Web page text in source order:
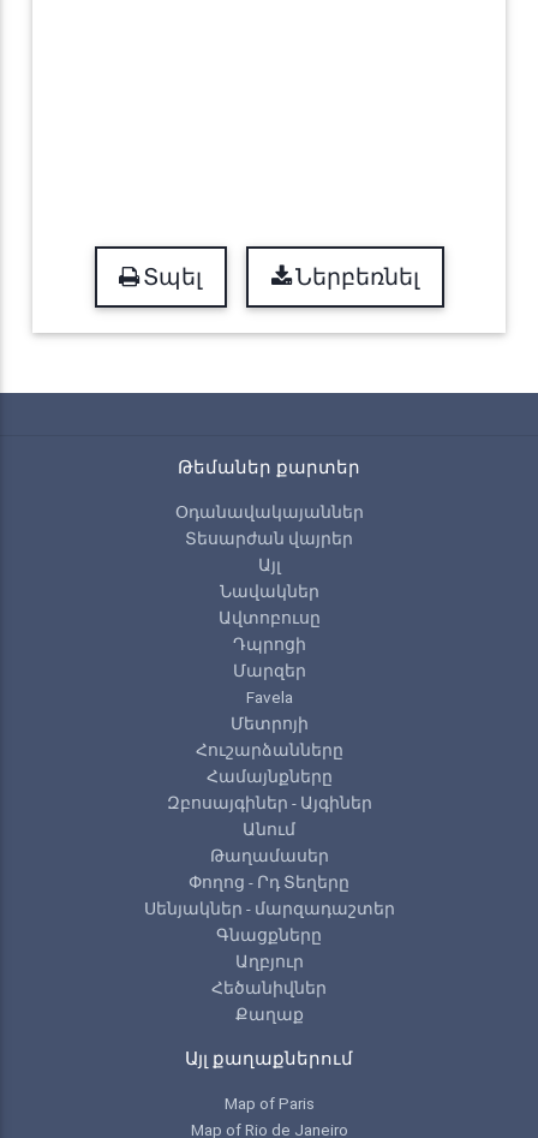
Տպել Ներբեռնել
Թեմաներ քարտեր
Օդանավակայաններ
Տեսարժան վայրեր
Այլ
Նավակներ
Ավտոբուսը
Դպրոցի
Մարզեր
Favela
Մետրոյի
Հուշարձանները
Համայնքները
Զբոսայգիներ - Այգիներ
Անում
Թաղամասեր
Փողոց - Րդ Տեղերը
Սենյակներ - մարզադաշտեր
Գնացքները
Աղբյուր
Հեծանիվներ
Քաղաք
Այլ քաղաքներում
Map of Paris
Map of Rio de Janeiro